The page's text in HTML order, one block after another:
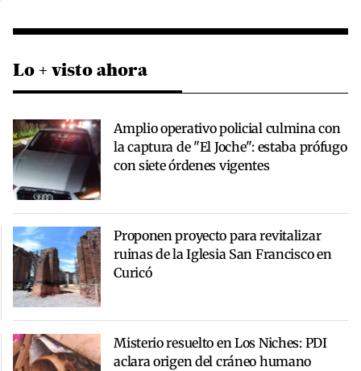
Lo + visto ahora
Amplio operativo policial culmina con
la captura de "El Joche": estaba prófugo
con siete órdenes vigentes
Proponen proyecto para revitalizar
ruinas de la Iglesia San Francisco en
Curicó
Misterio resuelto en Los Niches: PDI
aclara origen del cráneo humano